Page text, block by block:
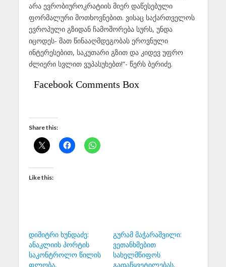
არა ევრობიუროკრატიის მიერ დაწესებული
ფორმალური მოთხოვნებით. ვისაც საქართველოს
ევროპული გზიდან ჩამოშორება სურს, უნდა
იცოდეს- მათ წინააღმდეგობას ეროვნული
ინტერესებით, საკუთარი გზით და კიდევ უფრო
ძლიერი სვლით ვუპასუხებთ!“- წერს ბერიძე.
Facebook Comments Box
Share this:
Like this:
დიმიტრი ხუნდაძე:
ანაკლიის პორტის
საკონტროლო წილის
ფლობა,
გურამ მაჭარაშვილი:
ვეთანხმებით
სახელმწიფოს
გადაწყვეტილებას,